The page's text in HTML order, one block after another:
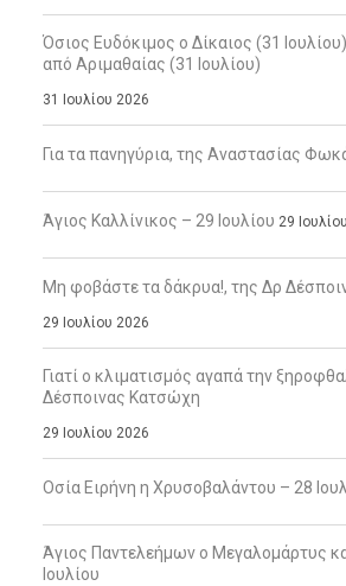
Όσιος Ευδόκιμος ο Δίκαιος (31
από Αριμαθαίας (31 Ιουλίου)
31 Ιουλίου 2026
Για τα πανηγύρια, της Αναστασίας
Άγιος Καλλίνικος – 29 Ιουλίου 29
Μη φοβάστε τα δάκρυα!, της Δρ
29 Ιουλίου 2026
Γιατί ο κλιματισμός αγαπά την
Δέσποινας Κατσώχη
29 Ιουλίου 2026
Οσία Ειρήνη η Χρυσοβαλάντου – 28
Άγιος Παντελεήμων ο Μεγαλομάρτυς
Ιουλίου